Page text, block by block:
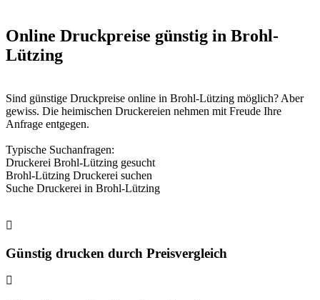
Online Druckpreise günstig in Brohl-
Lützing
Sind günstige Druckpreise online in Brohl-Lützing möglich? Aber
gewiss. Die heimischen Druckereien nehmen mit Freude Ihre
Anfrage entgegen.
Typische Suchanfragen:
Druckerei Brohl-Lützing gesucht
Brohl-Lützing Druckerei suchen
Suche Druckerei in Brohl-Lützing
Günstig drucken durch Preisvergleich